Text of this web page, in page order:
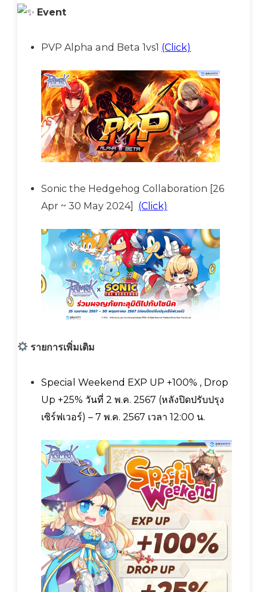
Event
PVP Alpha and Beta 1vs1 (Click)
Sonic the Hedgehog Collaboration [26
Apr ~ 30 May 2024] (Click)
รายการเพิ่มเติม
Special Weekend EXP UP +100% , Drop
Up +25% วันที่ 2 พ.ค. 2567 (หลังปิดปรับปรุง
เซิร์ฟเวอร์) – 7 พ.ค. 2567 เวลา 12:00 น.